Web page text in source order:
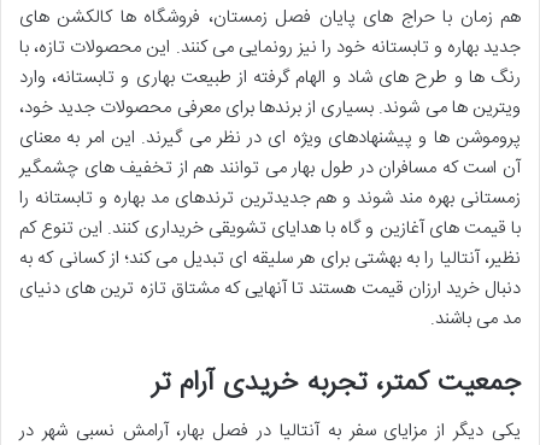
هم زمان با حراج های پایان فصل زمستان، فروشگاه ها کالکشن های
جدید بهاره و تابستانه خود را نیز رونمایی می کنند. این محصولات تازه، با
رنگ ها و طرح های شاد و الهام گرفته از طبیعت بهاری و تابستانه، وارد
ویترین ها می شوند. بسیاری از برندها برای معرفی محصولات جدید خود،
پروموشن ها و پیشنهادهای ویژه ای در نظر می گیرند. این امر به معنای
آن است که مسافران در طول بهار می توانند هم از تخفیف های چشمگیر
زمستانی بهره مند شوند و هم جدیدترین ترندهای مد بهاره و تابستانه را
با قیمت های آغازین و گاه با هدایای تشویقی خریداری کنند. این تنوع کم
نظیر، آنتالیا را به بهشتی برای هر سلیقه ای تبدیل می کند؛ از کسانی که به
دنبال خرید ارزان قیمت هستند تا آنهایی که مشتاق تازه ترین های دنیای
مد می باشند.
جمعیت کمتر، تجربه خریدی آرام تر
یکی دیگر از مزایای سفر به آنتالیا در فصل بهار، آرامش نسبی شهر در